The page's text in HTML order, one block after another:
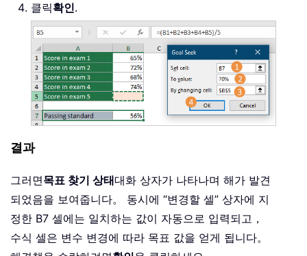
클릭확인.
결과
그러면목표 찾기 상태대화 상자가 나타나며 해가 발견
되었음을 보여줍니다。 동시에 “변경할 셀” 상자에 지
정한 B7 셀에는 일치하는 값이 자동으로 입력되고，
수식 셀은 변수 변경에 따라 목표 값을 얻게 됩니다。